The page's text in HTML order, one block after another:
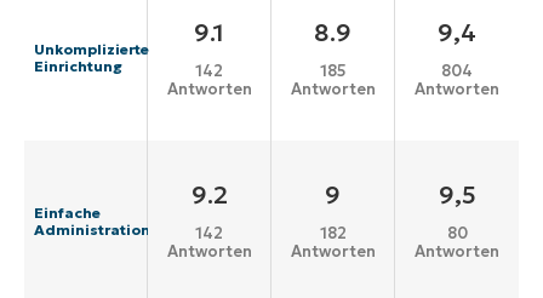
Unkomplizierte
Einrichtung
9.1
142
Antworten
8.9
185
Antworten
9,4
804
Antworten
Einfache
Administration
9.2
142
Antworten
9
182
Antworten
9,5
80
Antworten